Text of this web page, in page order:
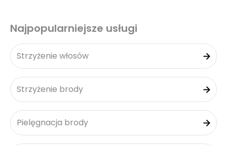
Najpopularniejsze usługi
Strzyżenie włosów
Strzyżenie brody
Pielęgnacja brody